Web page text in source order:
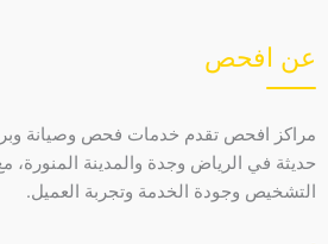
عن افحص
مراكز افحص تقدم خدمات فحص وصيانة
حديثة في الرياض وجدة والمدينة المنورة،
التشخيص وجودة الخدمة وتجربة العميل.